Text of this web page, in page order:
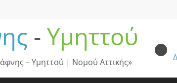
- Υμηττού
– Υμηττού | Νομού Αττικής»